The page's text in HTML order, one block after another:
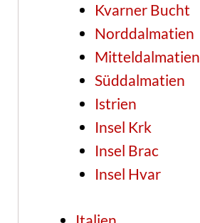
Kvarner Bucht
Norddalmatien
Mitteldalmatien
Süddalmatien
Istrien
Insel Krk
Insel Brac
Insel Hvar